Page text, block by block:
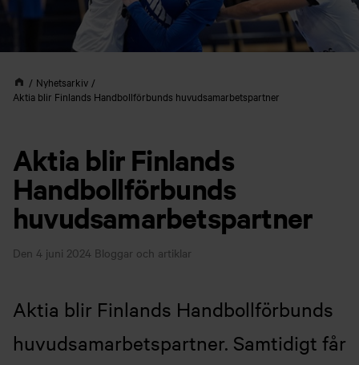
Nyhetsarkiv
Aktia blir Finlands Handbollförbunds huvudsamarbetspartner
Aktia blir Finlands
Handbollförbunds
huvudsamarbetspartner
Den 4 juni 2024 Bloggar och artiklar
Aktia blir Finlands Handbollförbunds
huvudsamarbetspartner. Samtidigt får